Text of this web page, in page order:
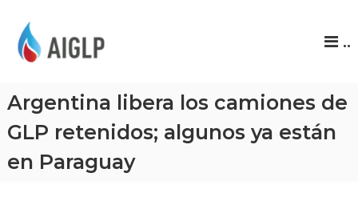
P
..
Argentina libera los camiones de
GLP retenidos; algunos ya están
en Paraguay